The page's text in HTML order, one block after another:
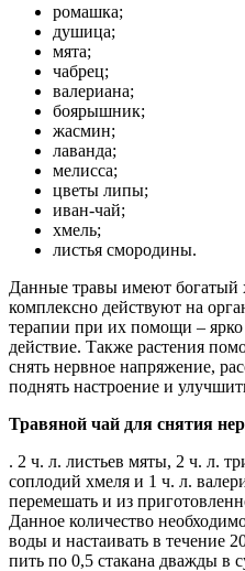
ромашка;
душица;
мята;
чабрец;
валериана;
боярышник;
жасмин;
лаванда;
мелисса;
цветы липы;
иван-чай;
хмель;
листья смородины.
Данные травы имеют богатый
комплексно действуют на
терапии при их помощи –
действие. Также растения
снять нервное напряжение,
поднять настроение и
Травяной чай для снятия
. 2 ч. л. листьев мяты, 2 ч. л.
соплодий хмеля и 1 ч. л.
перемешать и из
Данное количество
воды и настаивать в течение
пить по 0,5 стакана дважды в